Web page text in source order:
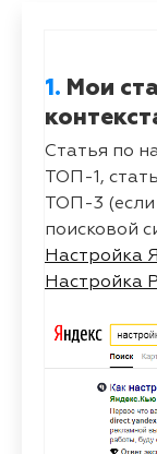
1. Мои
Статья по
ТОП-1,
ТОП-3 (если
поисковой
Настройка
Настройка